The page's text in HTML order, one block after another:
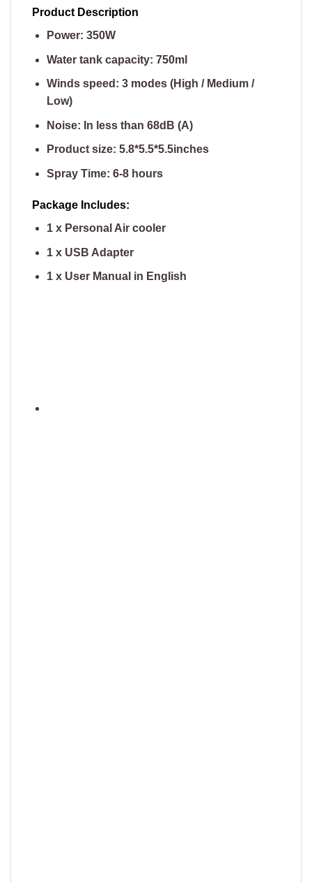
Product Description
Power: 350W
Water tank capacity: 750ml
Winds speed: 3 modes (High / Medium /
Low)
Noise: In less than 68dB (A)
Product size: 5.8*5.5*5.5inches
Spray Time: 6-8 hours
Package Includes:
1 x Personal Air cooler
1 x USB Adapter
1 x User Manual in English